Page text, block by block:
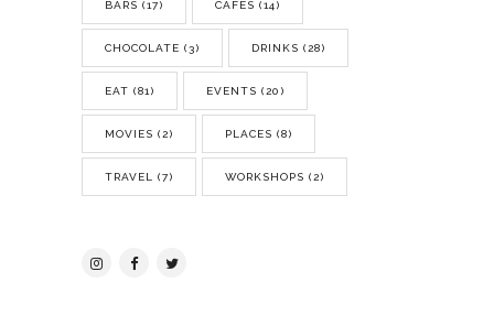
BARS (17) CAFES (14)
CHOCOLATE (3) DRINKS (28)
EAT (81) EVENTS (20)
MOVIES (2) PLACES (8)
TRAVEL (7) WORKSHOPS (2)